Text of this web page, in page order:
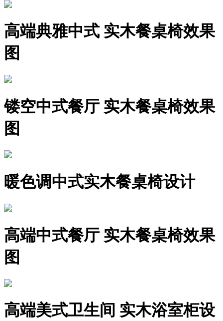
高端典雅中式 实木餐桌椅效果
图
镂空中式餐厅 实木餐桌椅效果
图
暖色调中式实木餐桌椅设计
高端中式餐厅 实木餐桌椅效果
图
高端美式卫生间 实木浴室柜设